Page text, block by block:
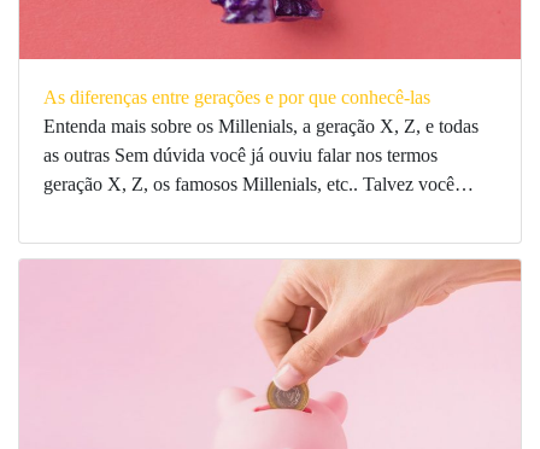
As diferenças entre gerações e por que conhecê-las
Entenda mais sobre os Millenials, a geração X, Z, e todas
as outras Sem dúvida você já ouviu falar nos termos
geração X, Z, os famosos Millenials, etc.. Talvez você…